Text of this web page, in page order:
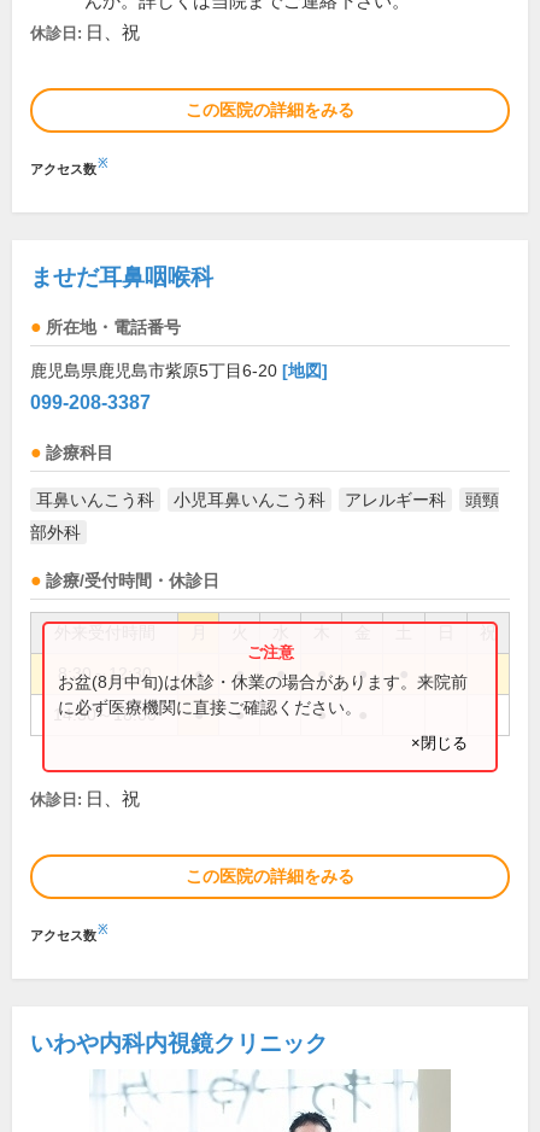
休診日: 日、祝
この医院の詳細をみる
アクセス数※
ませだ耳鼻咽喉科
所在地・電話番号
鹿児島県鹿児島市紫原5丁目6-20 [地図]
099-208-3387
診療科目
耳鼻いんこう科 小児耳鼻いんこう科 アレルギー科
頭頸
部外科
診療/受付時間・休診日
祝
8:30～12:30 ● ● ● ● ●
14:30～18:00 ● ● ●
お盆(8月中旬)は休診・休業の場合があります。来院前
に必ず医療機関に直接ご確認ください。
×閉じる
休診日: 日、祝
この医院の詳細をみる
アクセス数※
いわや内科内視鏡クリニック